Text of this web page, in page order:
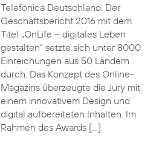
Telefónica Deutschland. Der
Geschäftsbericht 2016 mit dem
Titel „OnLife – digitales Leben
gestalten“ setzte sich unter 8000
Einreichungen aus 50 Ländern
durch. Das Konzept des Online-
Magazins überzeugte die Jury mit
einem innovativem Design und
digital aufbereiteten Inhalten. Im
Rahmen des Awards […]